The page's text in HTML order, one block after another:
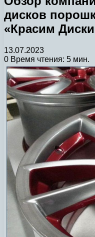
дисков
«Красим
13.07.2023
0 Время чтения: 5 мин.